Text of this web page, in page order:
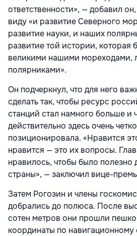
ответственности», — добавил
виду «и развитие Северного
развитие науки, и наших
развитие той истории, которая
великими нашими мореходами,
полярниками».
Он подчеркнул, что для него
сделать так, чтобы ресурс
станций стал намного больше и
действительно здесь очень
позиционировала. «Нравится
нравится — это их вопросы.
нравилось, чтобы было полезно
страны», — заключил вице-
Затем Рогозин и члены
добрались до полюса. После
сотен метров они прошли
координаты по